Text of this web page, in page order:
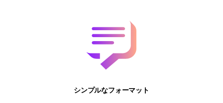
シンプルなフォーマット